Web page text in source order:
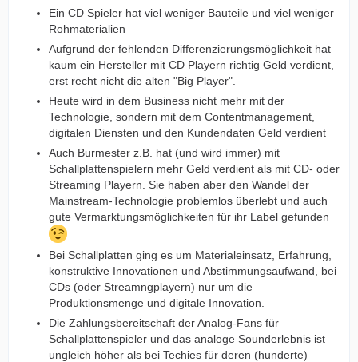
Ein CD Spieler hat viel weniger Bauteile und viel weniger
Rohmaterialien
Aufgrund der fehlenden Differenzierungsmöglichkeit hat
kaum ein Hersteller mit CD Playern richtig Geld verdient,
erst recht nicht die alten "Big Player".
Heute wird in dem Business nicht mehr mit der
Technologie, sondern mit dem Contentmanagement,
digitalen Diensten und den Kundendaten Geld verdient
Auch Burmester z.B. hat (und wird immer) mit
Schallplattenspielern mehr Geld verdient als mit CD- oder
Streaming Playern. Sie haben aber den Wandel der
Mainstream-Technologie problemlos überlebt und auch
gute Vermarktungsmöglichkeiten für ihr Label gefunden
Bei Schallplatten ging es um Materialeinsatz, Erfahrung,
konstruktive Innovationen und Abstimmungsaufwand, bei
CDs (oder Streamngplayern) nur um die
Produktionsmenge und digitale Innovation.
Die Zahlungsbereitschaft der Analog-Fans für
Schallplattenspieler und das analoge Sounderlebnis ist
ungleich höher als bei Techies für deren (hunderte)